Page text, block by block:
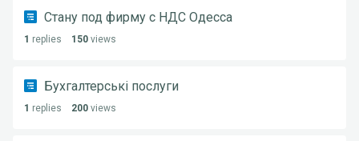
Стану под фирму с НДС Одесса
1 replies 150 views
Бухгалтерські послуги
1 replies 200 views